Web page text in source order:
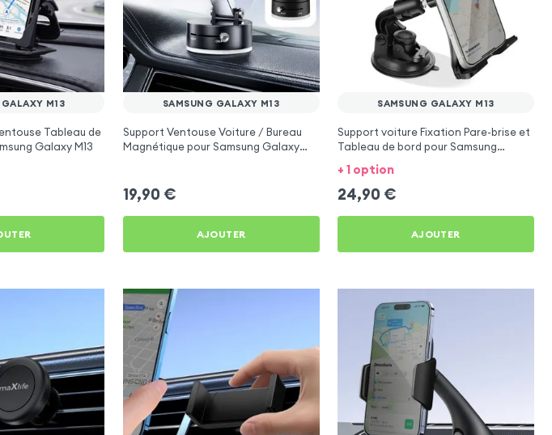
M13
Tableau de
Galaxy M13
SAMSUNG GALAXY M13
Support Ventouse Voiture / Bureau
Magnétique pour Samsung Galaxy
19,90 €
AJOUTER
SAMSUNG GALAXY M13
Support voiture Fixation Pare-brise et
Tableau de bord pour Samsung
Galaxy M13
+ 1 option
24,90 €
AJOUTER